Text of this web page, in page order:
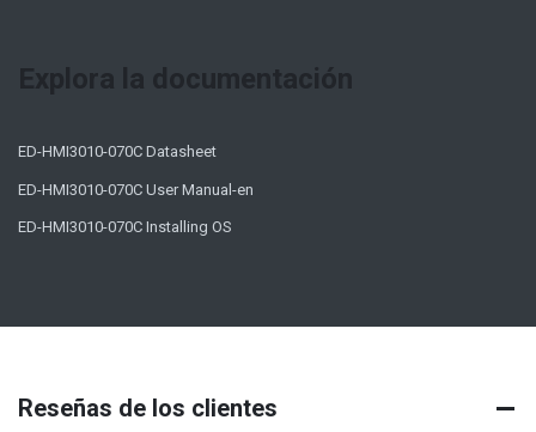
Explora la documentación
ED-HMI3010-070C Datasheet
ED-HMI3010-070C User Manual-en
ED-HMI3010-070C Installing OS
Reseñas de los clientes